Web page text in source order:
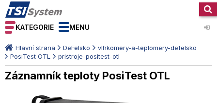
KATEGORIE MENU
Hlavní strana DeFelsko
vlhkomery-a-teplomery-defelsko
PosiTest OTL
pristroje-positest-otl
Záznamník teploty PosiTest OTL